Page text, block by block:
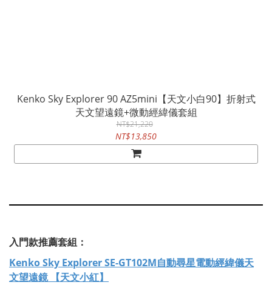
Kenko Sky Explorer 90 AZ5mini【天文小白90】折射式
天文望遠鏡+微動經緯儀套組
NT$21,220
NT$13,850
入門款推薦套組：
Kenko Sky Explorer SE-GT102M自動尋星電動經緯儀天
文望遠鏡 【天文小紅】